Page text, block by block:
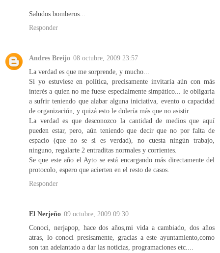
Saludos bomberos...
Responder
Andres Breijo 08 octubre, 2009 23:57
La verdad es que me sorprende, y mucho...
Si yo estuviese en política, precisamente invitaría aún con más
interés a quien no me fuese especialmente simpático... le obligaría
a sufrir teniendo que alabar alguna iniciativa, evento o capacidad
de organización, y quizá esto le dolería más que no asistir.
La verdad es que desconozco la cantidad de medios que aquí
pueden estar, pero, aún teniendo que decir que no por falta de
espacio (que no se si es verdad), no cuesta ningún trabajo,
ninguno, regalarte 2 entraditas normales y corrientes.
Se que este año el Ayto se está encargando más directamente del
protocolo, espero que acierten en el resto de casos.
Responder
El Nerjeño 09 octubre, 2009 09:30
Conoci, nerjapop, hace dos años,mi vida a cambiado, dos años
atras, lo conoci presisamente, gracias a este ayuntamiento,como
son tan adelantado a dar las noticias, programaciones etc....